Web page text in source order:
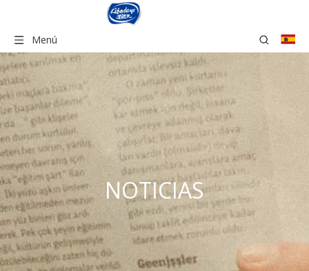
Menú
NOTICIAS